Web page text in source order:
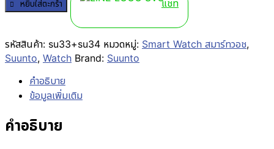
หยิบใส่ตะกร้า แชท
รหัสสินค้า: su33+su34 หมวดหมู่: Smart Watch สมาร์ทวอช,
Suunto, Watch Brand: Suunto
คำอธิบาย
ข้อมูลเพิ่มเติม
คำอธิบาย